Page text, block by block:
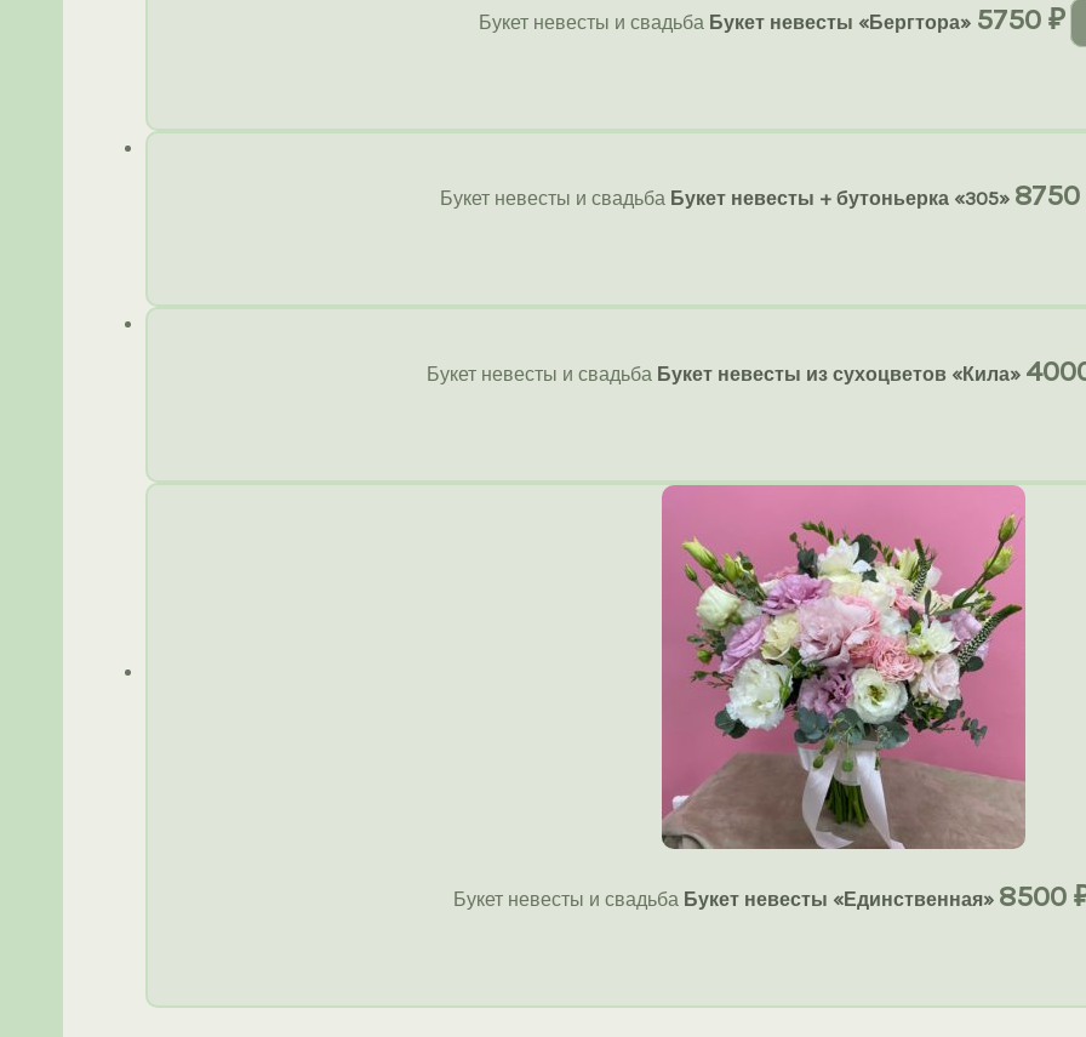
Букет невесты и свадьба Букет невесты «Бергтора» 5750 ₽
Букет невесты и свадьба Букет невесты + бутоньерка «305» 8750
Букет невесты и свадьба Букет невесты из сухоцветов «Кила»
Букет невесты и свадьба Букет невесты «Единственная» 8500